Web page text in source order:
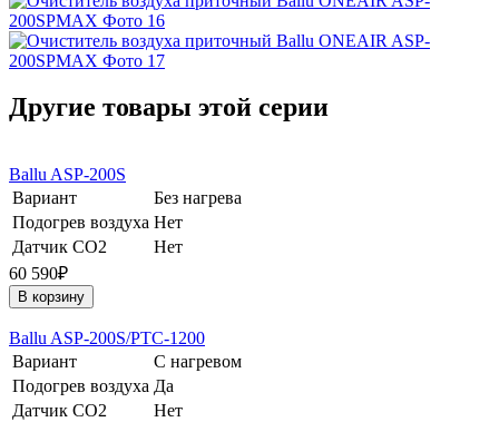
Другие товары этой серии
Ballu ASP-200S
Вариант
Без нагрева
Подогрев воздуха Нет
Датчик CO2
Нет
60 590₽
В корзину
Ballu ASP-200S/PTC-1200
Вариант
С нагревом
Подогрев воздуха Да
Датчик CO2
Нет